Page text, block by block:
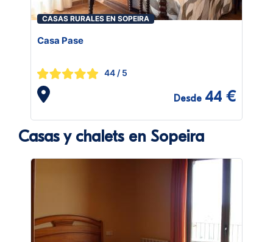
CASAS RURALES EN SOPEIRA
Casa Pase
44 / 5
Desde 44 €
Casas y chalets en Sopeira